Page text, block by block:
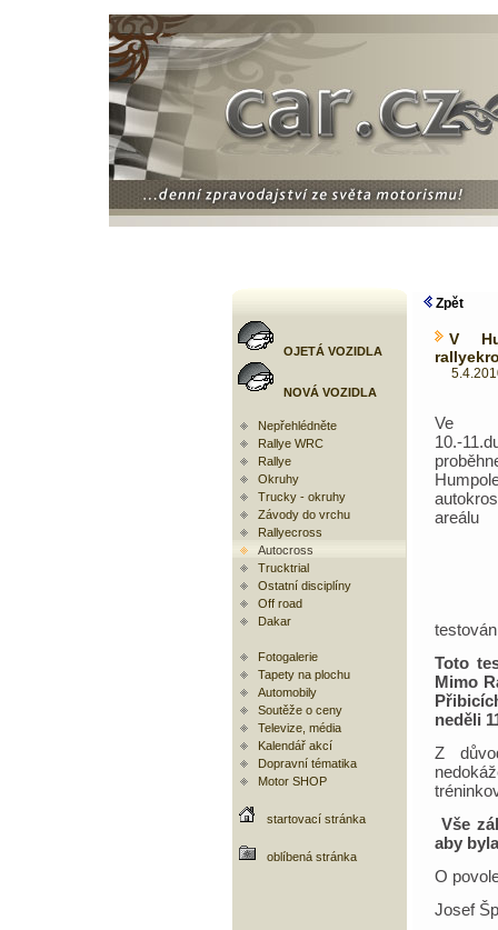
OJETÁ VOZIDLA
NOVÁ VOZIDLA
Nepřehlédněte
Rallye WRC
Rallye
Okruhy
Trucky - okruhy
Závody do vrchu
Rallyecross
Autocross
Trucktrial
Ostatní disciplíny
Off road
Dakar
Fotogalerie
Tapety na plochu
Automobily
Soutěže o ceny
Televize, média
Kalendář akcí
Dopravní tématika
Motor SHOP
startovací stránka
oblíbená stránka
Zpět
V
Ve
10.-
areálu
Toto
Mimo
neděli
Z
Vše
aby
O
Josef